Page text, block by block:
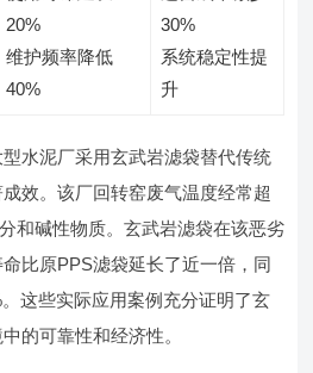
20%
维护频率降低
40%
30%
系统稳定性提
升
水泥厂采用玄武岩滤袋替代传统
效。该厂回转窑废气温度经常超
和碱性物质。玄武岩滤袋在该恶劣
比原PPS滤袋延长了近一倍，同
这些实际应用案例充分证明了玄
的可靠性和经济性。